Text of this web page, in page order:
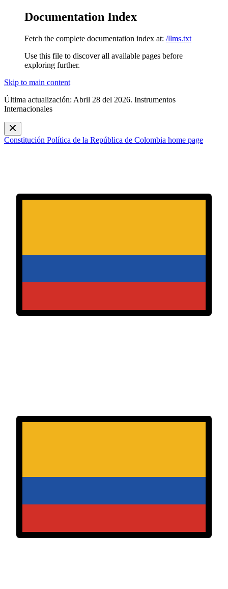
Documentation Index
Fetch the complete documentation index at: /llms.txt
Use this file to discover all available pages before
exploring further.
Skip to main content
Última actualización: Abril 28 del 2026. Instrumentos
Internacionales
Constitución Política de la República de Colombia home page